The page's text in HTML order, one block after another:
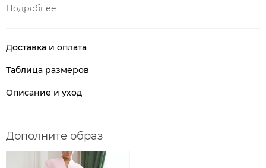
Подробнее
Доставка и оплата
Таблица размеров
Описание и уход
Дополните образ